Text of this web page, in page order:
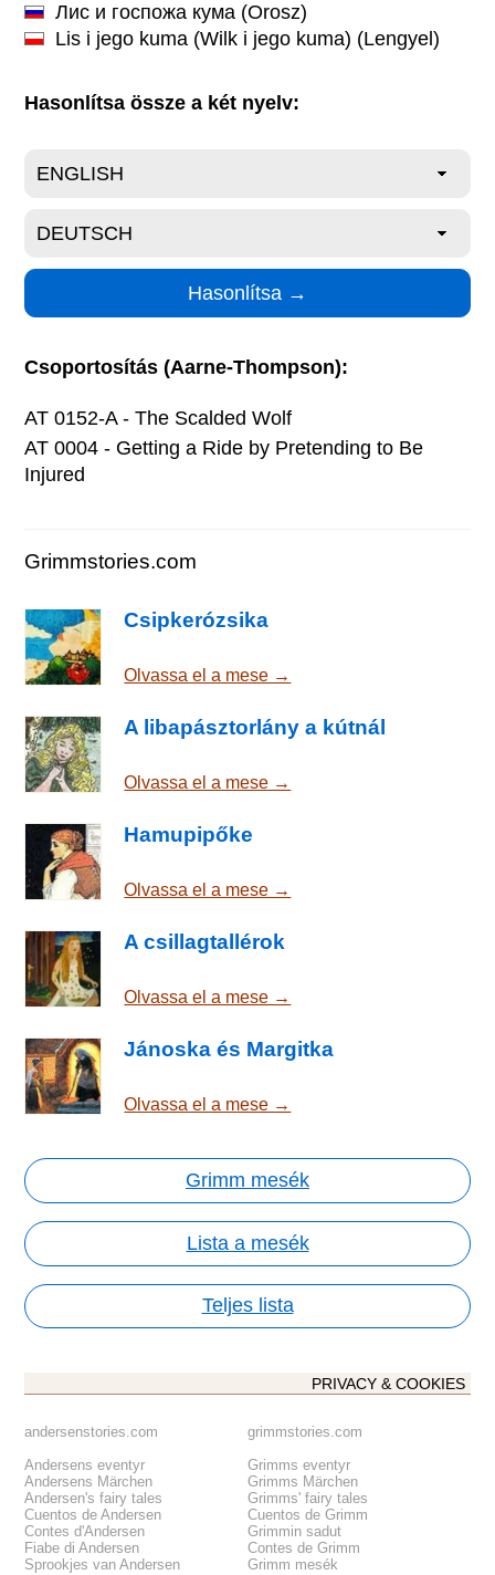
Лис и госпожа кума (Orosz)
Lis i jego kuma (Wilk i jego kuma) (Lengyel)
Hasonlítsa össze a két nyelv:
Csoportosítás (Aarne-Thompson):
AT 0152-A - The Scalded Wolf
AT 0004 - Getting a Ride by Pretending to Be
Injured
Grimmstories.com
Csipkerózsika
Olvassa el a mese →
A libapásztorlány a kútnál
Olvassa el a mese →
Hamupipőke
Olvassa el a mese →
A csillagtallérok
Olvassa el a mese →
Jánoska és Margitka
Olvassa el a mese →
Grimm mesék
Lista a mesék
Teljes lista
PRIVACY & COOKIES
andersenstories.com
Andersens eventyr
Andersens Märchen
Andersen's fairy tales
Cuentos de Andersen
Contes d'Andersen
Fiabe di Andersen
Sprookjes van Andersen
grimmstories.com
Grimms eventyr
Grimms Märchen
Grimms' fairy tales
Cuentos de Grimm
Grimmin sadut
Contes de Grimm
Grimm mesék